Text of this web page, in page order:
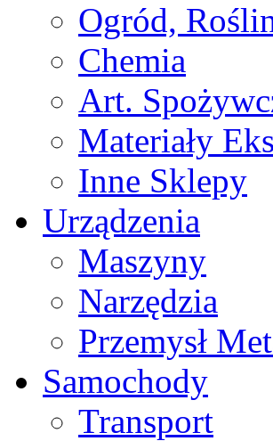
Ogród,
Chemia
Art.
Materiały
Inne Sklepy
Urządzenia
Maszyny
Narzędzia
Przemysł
Samochody
Transport